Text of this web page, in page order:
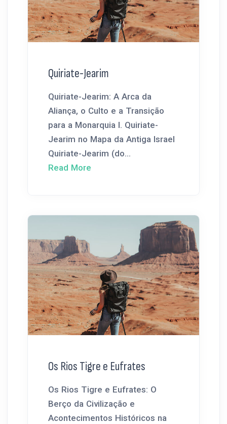
Quiriate-Jearim
Quiriate-Jearim: A Arca da
Aliança, o Culto e a Transição
para a Monarquia I. Quiriate-
Jearim no Mapa da Antiga Israel
Quiriate-Jearim (do...
Read More
Os Rios Tigre e Eufrates
Os Rios Tigre e Eufrates: O
Berço da Civilização e
Acontecimentos Históricos na